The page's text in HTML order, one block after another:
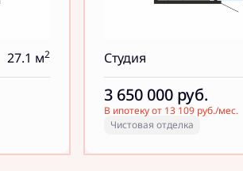
27.1 м2 Студия
3 650 000 руб.
В ипотеку от 13 109 руб./мес.
Чистовая отделка